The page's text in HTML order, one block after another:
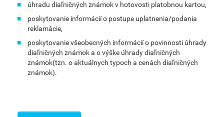
úhradu diaľničných známok v hotovosti platobnou kartou,
poskytovanie informácií o postupe uplatnenia/podania
reklamácie,
poskytovanie všeobecných informácií o povinnosti úhrady
diaľničných známok a o výške úhrady diaľničných
známok(tzn. o aktuálnych typoch a cenách diaľničných
známok).